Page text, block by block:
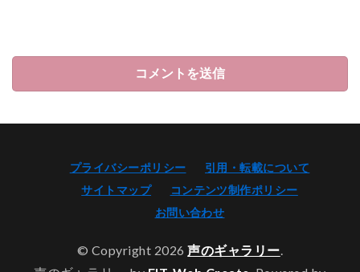
プライバシーポリシー
引用・転載について
サイトマップ
コンテンツ制作ポリシー
お問い合わせ
© Copyright 2026声のギャラリー.